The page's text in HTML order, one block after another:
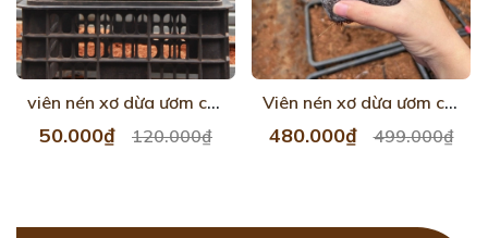
viên nén xơ dừa ươm cây hộp 50 viên
50.000₫ 120.000₫
Viên nén xơ dừa ươm cây 1000 viên
480.000₫ 499.000₫